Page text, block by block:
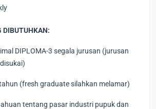
DIBUTUHKAN:
DIPLOMA-3 segala jurusan (jurusan
(fresh graduate silahkan melamar)
tentang pasar industri pupuk dan